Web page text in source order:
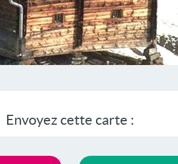
Envoyez cette carte :